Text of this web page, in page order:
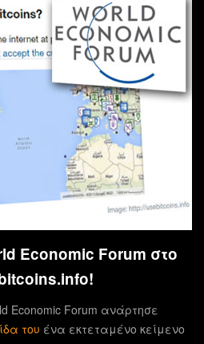
Economic Forum στο
Economic Forum ανάρτησε
του ένα εκτεταμένο κείμενο